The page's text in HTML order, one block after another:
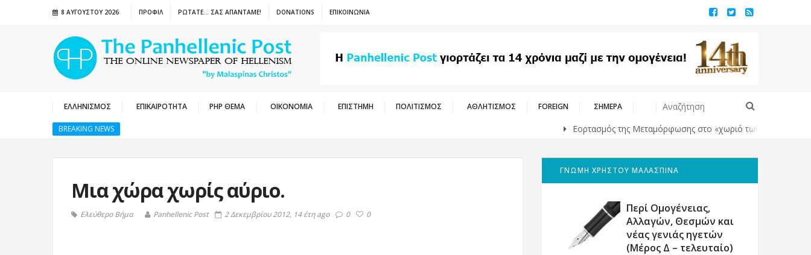
8 ΑΥΓΟΎΣΤΟΥ 2026 ΠΡΟΦΙΛ ΡΩΤΑΤΕ… ΣΑΣ ΑΠΑΝΤΑΜΕ! DONATIONS ΕΠΙΚΟΙΝΩΝΙΑ
ΕΛΛΗΝΙΣΜΟΣ ΕΠΙΚΑΙΡΟΤΗΤΑ PHP ΘΕΜΑ ΟΙΚΟΝΟΜΙΑ ΕΠΙΣΤΗΜΗ ΠΟΛΙΤΙΣΜΟΣ ΑΘΛΗΤΙΣΜΟΣ FOREIGN ΣΗΜΕΡΑ
BREAKING NEWS Εορτασμός της Μεταμόρφωσης στο «χωριό των Λαρισαίων» στην
Μια χώρα χωρίς αύριο.
Ελεύθερο Βήμα Panhellenic Post 2 Δεκεμβρίου 2012, 14 έτη ago 0 0
ΓΝΩΜΗ ΧΡΗΣΤΟΥ ΜΑΛΑΣΠΙΝΑ
Περί Ομογένειας,
Αλλαγών, Θεσμών και
νέας γενιάς ηγετών
(Μέρος Δ – τελευταίο)